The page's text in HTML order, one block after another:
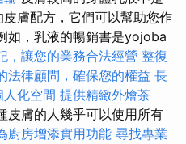
膚配方，它們可以幫助您作
如，乳液的暢銷書是yojoba
，讓您的業務合法經營 整復
法律顧問，確保您的權益 長
化空間 提供精緻外燴茶
皮膚的人幾乎可以使用所有
廚房增添實用功能 尋找專業